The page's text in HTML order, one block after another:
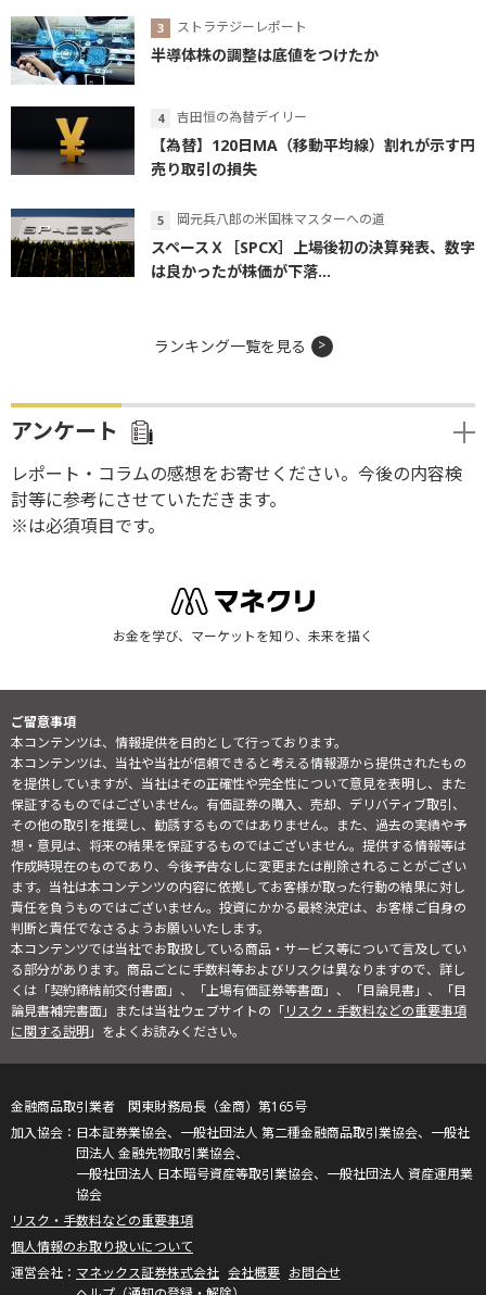
ストラテジーレポート
半導体株の調整は底値をつけたか
吉田恒の為替デイリー
【為替】120日MA（移動平均線）割れが示す円
売り取引の損失
岡元兵八郎の米国株マスターへの道
スペースＸ［SPCX］上場後初の決算発表、数字
は良かったが株価が下落...
ランキング一覧を見る
アンケート
レポート・コラムの感想をお寄せください。今後の内容検
討等に参考にさせていただきます。
※は必須項目です。
お金を学び、マーケットを知り、未来を描く
ご留意事項
本コンテンツは、情報提供を目的として行っております。
本コンテンツは、当社や当社が信頼できると考える情報源から提供されたもの
を提供していますが、当社はその正確性や完全性について意見を表明し、また
保証するものではございません。有価証券の購入、売却、デリバティブ取引、
その他の取引を推奨し、勧誘するものではありません。また、過去の実績や予
想・意見は、将来の結果を保証するものではございません。提供する情報等は
作成時現在のものであり、今後予告なしに変更または削除されることがござい
ます。当社は本コンテンツの内容に依拠してお客様が取った行動の結果に対し
責任を負うものではございません。投資にかかる最終決定は、お客様ご自身の
判断と責任でなさるようお願いいたします。
本コンテンツでは当社でお取扱している商品・サービス等について言及してい
る部分があります。商品ごとに手数料等およびリスクは異なりますので、詳し
くは「契約締結前交付書面」、「上場有価証券等書面」、「目論見書」、「目
論見書補完書面」または当社ウェブサイトの「リスク・手数料などの重要事項
に関する説明」をよくお読みください。
金融商品取引業者 関東財務局長（金商）第165号
日本証券業協会、一般社団法人 第二種金融商品取引業協会、一般社
団法人 金融先物取引業協会、
一般社団法人 日本暗号資産等取引業協会、一般社団法人 資産運用業
協会
リスク・手数料などの重要事項
個人情報のお取り扱いについて
マネックス証券株式会社 会社概要 お問合せ